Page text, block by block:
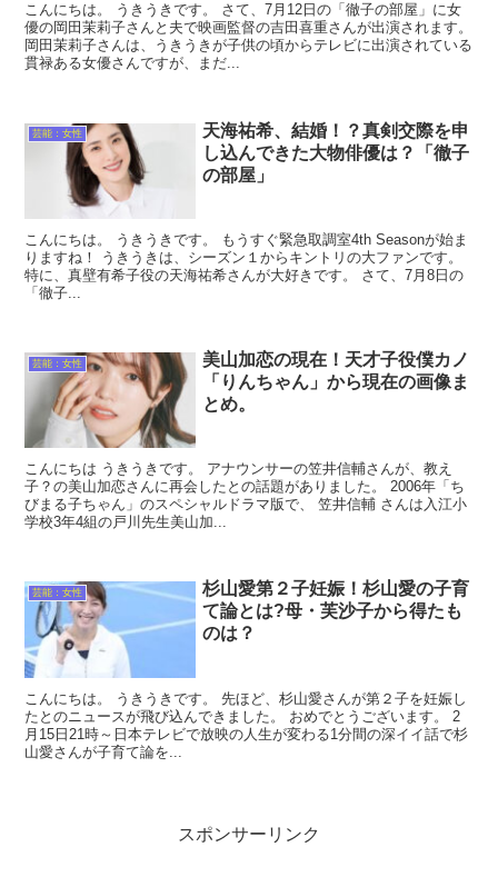
こんにちは。 うきうきです。 さて、7月12日の「徹子の部屋」に女
優の岡田茉莉子さんと夫で映画監督の吉田喜重さんが出演されます。
岡田茉莉子さんは、うきうきが子供の頃からテレビに出演されている
貫禄ある女優さんですが、まだ...
芸能：女性
天海祐希、結婚！？真剣交際を申
し込んできた大物俳優は？「徹子
の部屋」
こんにちは。 うきうきです。 もうすぐ緊急取調室4th Seasonが始ま
りますね！ うきうきは、シーズン１からキントリの大ファンです。
特に、真壁有希子役の天海祐希さんが大好きです。 さて、7月8日の
「徹子...
芸能：女性
美山加恋の現在！天才子役僕カノ
「りんちゃん」から現在の画像ま
とめ。
こんにちは うきうきです。 アナウンサーの笠井信輔さんが、教え
子？の美山加恋さんに再会したとの話題がありました。 2006年「ち
びまる子ちゃん」のスペシャルドラマ版で、 笠井信輔 さんは入江小
学校3年4組の戸川先生美山加...
芸能：女性
杉山愛第２子妊娠！杉山愛の子育
て論とは?母・芙沙子から得たも
のは？
こんにちは。 うきうきです。 先ほど、杉山愛さんが第２子を妊娠し
たとのニュースが飛び込んできました。 おめでとうございます。 2
月15日21時～日本テレビで放映の人生が変わる1分間の深イイ話で杉
山愛さんが子育て論を...
スポンサーリンク